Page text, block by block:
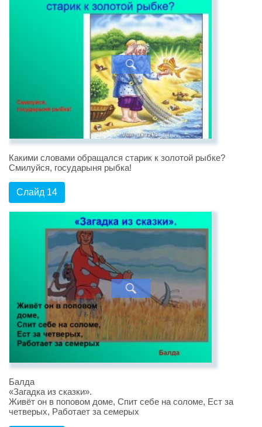
Какими словами обращался старик к золотой рыбке?
Смилуйся, государыня рыбка!
Слайд 14
Балда
«Загадка из сказки».
Живёт он в поповом доме, Спит себе на соломе, Ест за
четверых, Работает за семерых